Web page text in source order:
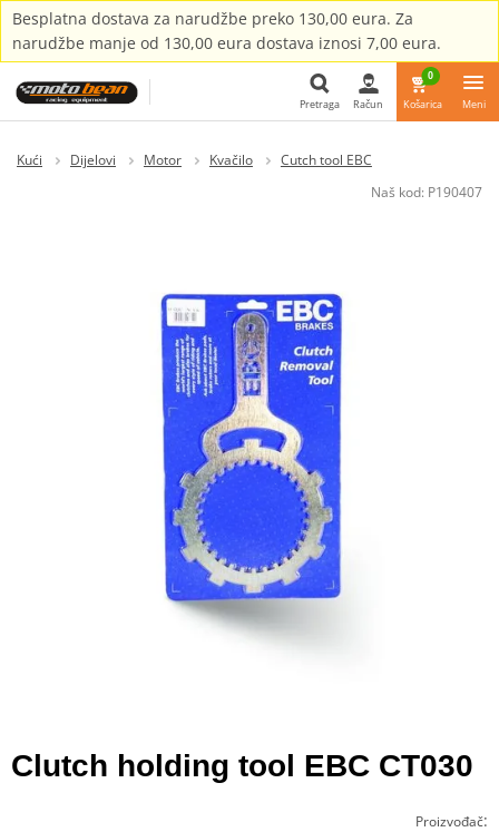
Besplatna dostava za narudžbe preko 130,00 eura. Za
narudžbe manje od 130,00 eura dostava iznosi 7,00 eura.
Pretraga Račun
0
Košarica Meni
Kući Dijelovi Motor Kvačilo
Cutch tool EBC
Naš kod: P190407
Clutch holding tool EBC CT030
Proizvođač: